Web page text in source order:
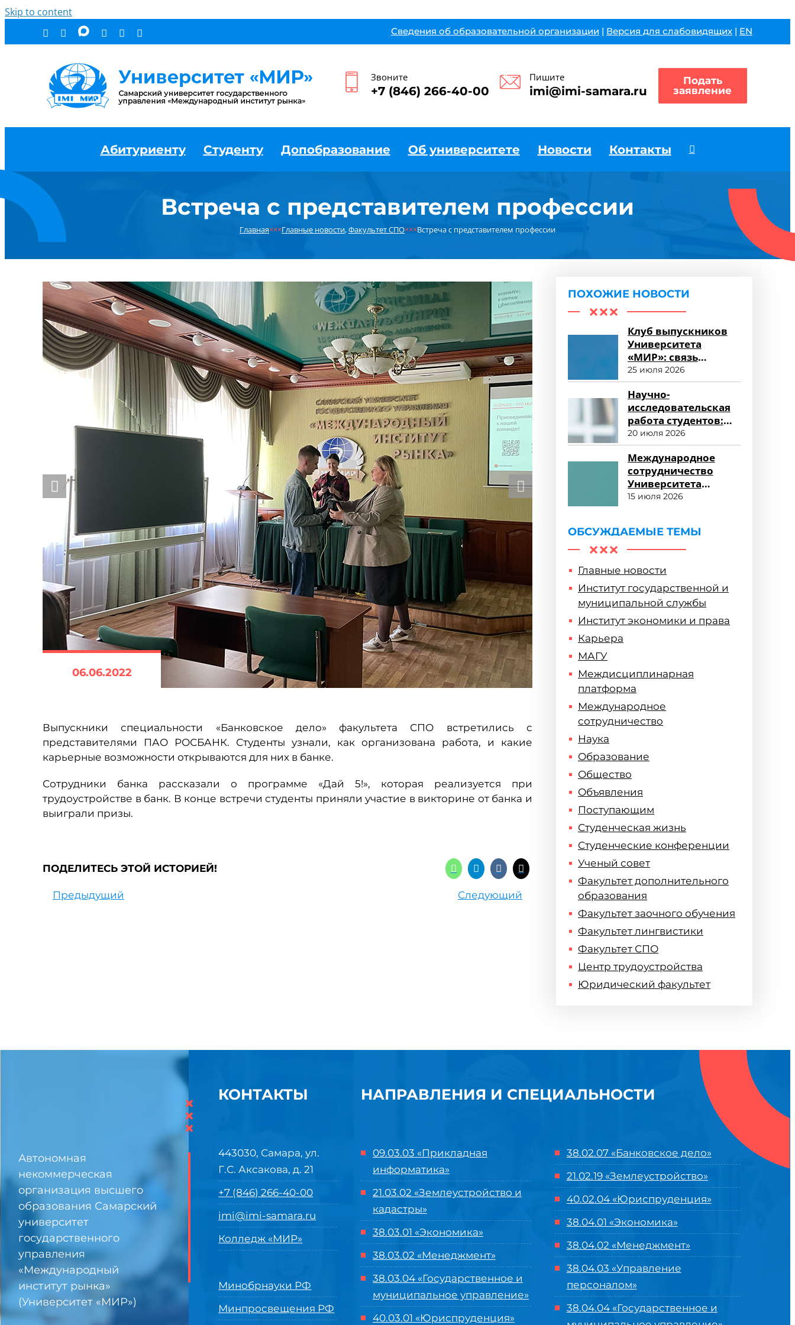
Skip to content
Сведения об образовательной организации | Версия для слабовидящих | EN
Звоните
+7 (846) 266-40-00
Пишите
imi@imi-samara.ru
Подать
заявление
Абитуриенту Студенту Допобразование Об университете Новости Контакты
Встреча с представителем профессии
Главная×××Главные новости,Факультет СПО×××Встреча с представителем профессии
06.06.2022
Выпускники специальности «Банковское дело» факультета СПО встретились с
представителями ПАО РОСБАНК. Студенты узнали, как организована работа, и какие
карьерные возможности открываются для них в банке.
Сотрудники банка рассказали о программе «Дай 5!», которая реализуется при
трудоустройстве в банк. В конце встречи студенты приняли участие в викторине от банка и
выиграли призы.
ПОДЕЛИТЕСЬ ЭТОЙ ИСТОРИЕЙ!
Предыдущий Следующий
ПОХОЖИЕ НОВОСТИ
Клуб выпускников
Университета
«МИР»: связь
поколений и
карьерные
возможности
25 июля 2026
Научно-
исследовательская
работа студентов:
возможности для
развития
20 июля 2026
Международное
сотрудничество
Университета
«МИР»: новые
15 июля 2026
ОБСУЖДАЕМЫЕ ТЕМЫ
Главные новости
Институт государственной и
муниципальной службы
Институт экономики и права
Карьера
МАГУ
Междисциплинарная
платформа
Международное
сотрудничество
Наука
Образование
Общество
Объявления
Поступающим
Студенческая жизнь
Студенческие конференции
Ученый совет
Факультет дополнительного
образования
Факультет заочного обучения
Факультет лингвистики
Факультет СПО
Центр трудоустройства
Юридический факультет
Автономная
некоммерческая
организация высшего
образования Самарский
университет
государственного
управления
«Международный
институт рынка»
(Университет «МИР»)
×
×
×
КОНТАКТЫ
443030, Самара, ул.
Г.С. Аксакова, д. 21
+7 (846) 266-40-00
imi@imi-samara.ru
Колледж «МИР»
Минобрнауки РФ
Минпросвещения РФ
НАПРАВЛЕНИЯ И СПЕЦИАЛЬНОСТИ
09.03.03 «Прикладная
информатика»
21.03.02 «Землеустройство и
кадастры»
38.03.01 «Экономика»
38.03.02 «Менеджмент»
38.03.04 «Государственное и
муниципальное управление»
40.03.01 «Юриспруденция»
38.02.07 «Банковское дело»
21.02.19 «Землеустройство»
40.02.04 «Юриспруденция»
38.04.01 «Экономика»
38.04.02 «Менеджмент»
38.04.03 «Управление
персоналом»
38.04.04 «Государственное и